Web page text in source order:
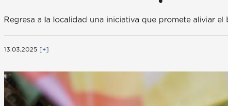
Regresa a la localidad una iniciativa que promete aliviar
13.03.2025 [+]